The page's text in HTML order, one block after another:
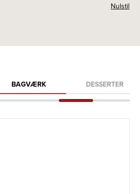
Nulstil
BAGVÆRK DESSERTER